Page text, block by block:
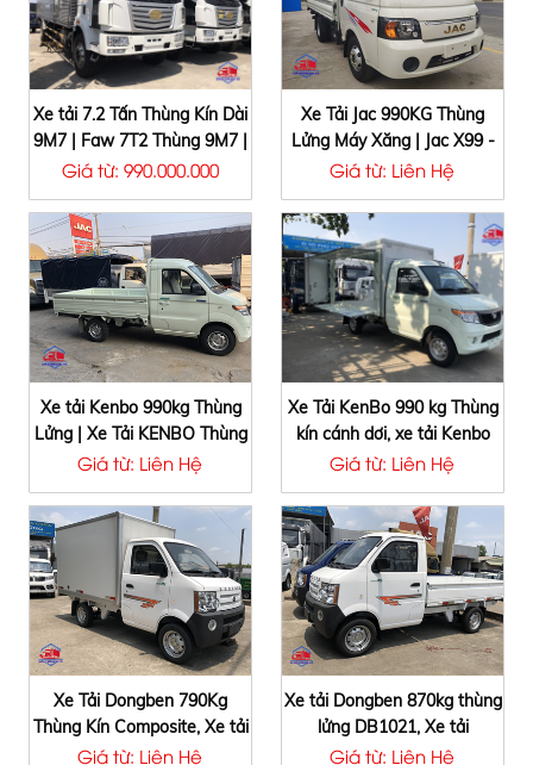
Xe tải 7.2 Tấn Thùng Kín Dài
9M7 | Faw 7T2 Thùng 9M7 |
Xe tải Faw 7.25 Tấn Thùng
Giá từ: 990.000.000
Xe Tải Jac 990KG Thùng
Lửng Máy Xăng | Jac X99 -
990Kg | Jac X5 990kg Eurro4
Giá từ: Liên Hệ
Xe tải Kenbo 990kg Thùng
Lửng | Xe Tải KENBO Thùng
Lửng 995Kg
Giá từ: Liên Hệ
Xe Tải KenBo 990 kg Thùng
kín cánh dơi‎, xe tải Kenbo
mới nhất 2020
Giá từ: Liên Hệ
Xe Tải Dongben 790Kg
Thùng Kín Composite, Xe tải
dongben DB1021 790kg
Giá từ: Liên Hệ
Xe tải Dongben 870kg thùng
lửng DB1021, Xe tải
Dongben 870kg, Xe tải
Giá từ: Liên Hệ